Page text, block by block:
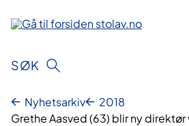
innhold
SØK
Nyhetsarkiv
2018
Grethe Aasved (63) blir ny direktør